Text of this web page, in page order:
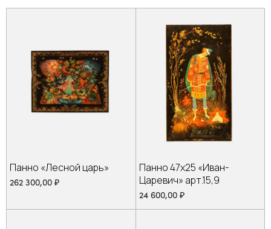
Панно «Лесной царь»
262 300,00 ₽
Панно 47х25 «Иван-
Царевич» арт.15,9
24 600,00 ₽